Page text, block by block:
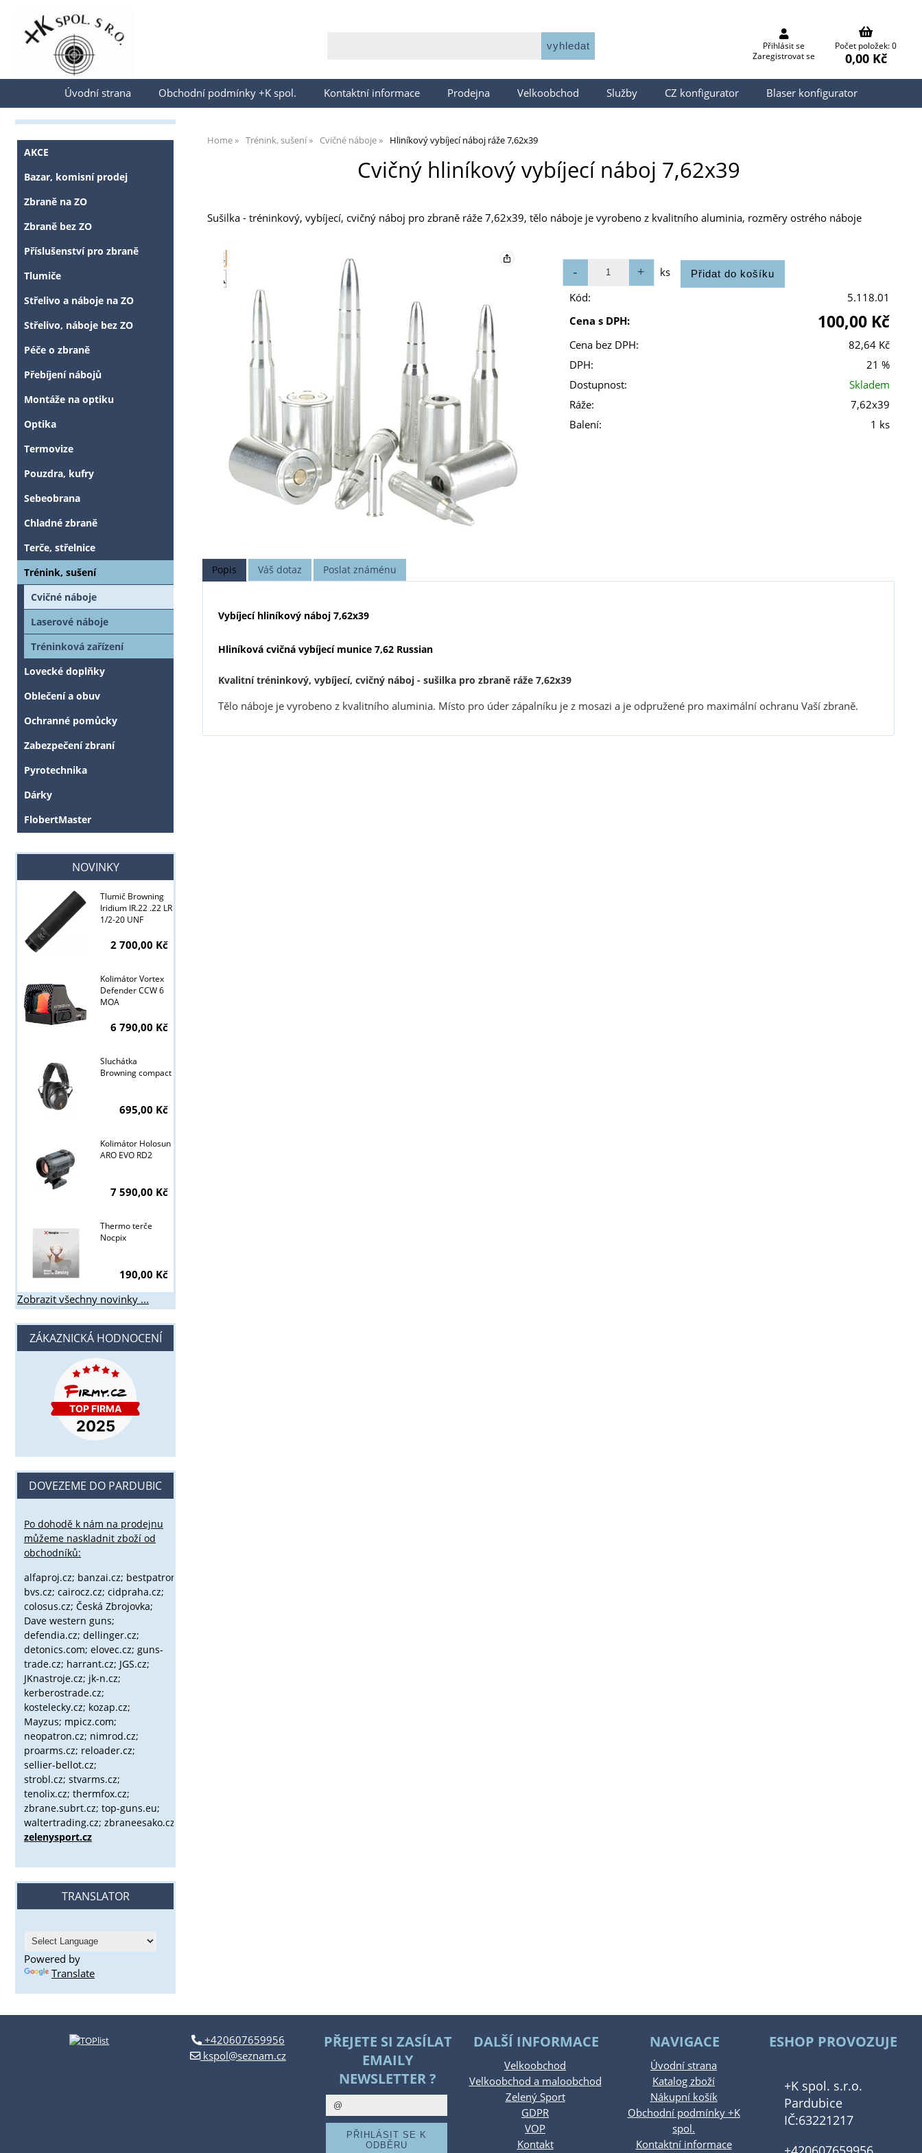
Přihlásit se
Přihlásit se
Zaregistrovat se
Počet položek: 0
0,00 Kč
Úvodní strana Obchodní podmínky +K spol. Kontaktní informace Prodejna Velkoobchod Služby CZ konfigurator Blaser konfigurator
Home Trénink, sušení Cvičné náboje Hliníkový vybíjecí náboj ráže 7,62x39
Cvičný hliníkový vybíjecí náboj 7,62x39
Sušilka - tréninkový, vybíjecí, cvičný náboj pro zbraně ráže 7,62x39, tělo náboje je vyrobeno z kvalitního aluminia, rozměry ostrého náboje
ks
Kód:
5.118.01
Cena s DPH:
100,00 Kč
Cena bez DPH:
82,64 Kč
DPH:
21 %
Dostupnost:
Skladem
Ráže:
7,62x39
Balení:
1 ks
Popis Váš dotaz Poslat známénu
Vybíjecí hliníkový náboj 7,62x39
Hliníková cvičná vybíjecí munice 7,62 Russian
Kvalitní tréninkový, vybíjecí, cvičný náboj - sušilka pro zbraně ráže 7,62x39
Tělo náboje je vyrobeno z kvalitního aluminia. Místo pro úder zápalníku je z mosazi a je odpružené pro maximální ochranu Vaší zbraně.
AKCE
Bazar, komisní prodej
Zbraně na ZO
Zbraně bez ZO
Příslušenství pro zbraně
Tlumiče
Střelivo a náboje na ZO
Střelivo, náboje bez ZO
Péče o zbraně
Přebíjení nábojů
Montáže na optiku
Optika
Termovize
Pouzdra, kufry
Sebeobrana
Chladné zbraně
Terče, střelnice
Trénink, sušení
Cvičné náboje
Laserové náboje
Tréninková zařízení
Lovecké doplňky
Oblečení a obuv
Ochranné pomůcky
Zabezpečení zbraní
Pyrotechnika
Dárky
FlobertMaster
NOVINKY
Tlumič Browning
Iridium IR.22 .22 LR
1/2-20 UNF
2 700,00 Kč
Kolimátor Vortex
Defender CCW 6
MOA
6 790,00 Kč
Sluchátka
Browning compact
695,00 Kč
Kolimátor Holosun
ARO EVO RD2
7 590,00 Kč
Thermo terče
Nocpix
190,00 Kč
Zobrazit všechny novinky ...
ZÁKAZNICKÁ HODNOCENÍ
DOVEZEME DO PARDUBIC
Po dohodě k nám na prodejnu
můžeme naskladnit zboží od
obchodníků:
alfaproj.cz; banzai.cz; bestpatron.eu;
bvs.cz; cairocz.cz; cidpraha.cz;
colosus.cz; Česká Zbrojovka;
Dave western guns;
defendia.cz; dellinger.cz;
detonics.com; elovec.cz; guns-
trade.cz; harrant.cz; JGS.cz;
JKnastroje.cz; jk-n.cz;
kerberostrade.cz;
kostelecky.cz; kozap.cz;
Mayzus; mpicz.com;
neopatron.cz; nimrod.cz;
proarms.cz; reloader.cz;
sellier-bellot.cz;
strobl.cz; stvarms.cz;
tenolix.cz; thermfox.cz;
zbrane.subrt.cz; top-guns.eu;
waltertrading.cz; zbraneesako.cz;
zelenysport.cz
TRANSLATOR
Powered by
Translate
+420607659956
kspol@seznam.cz
PŘEJETE SI ZASÍLAT
EMAILY
NEWSLETTER ?
DALŠÍ INFORMACE
Velkoobchod
Velkoobchod a maloobchod
Zelený Sport
GDPR
VOP
Kontakt
NAVIGACE
Úvodní strana
Katalog zboží
Nákupní košík
Obchodní podmínky +K
spol.
Kontaktní informace
ESHOP PROVOZUJE
+K spol. s.r.o.
Pardubice
IČ:63221217